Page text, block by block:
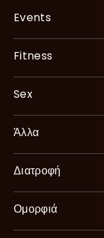
Events
Fitness
Sex
Άλλα
Διατροφή
Ομορφιά